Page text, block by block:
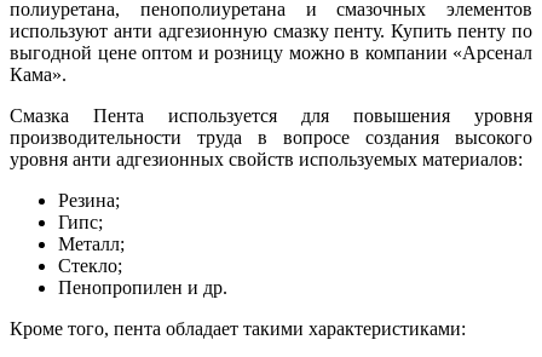
полиуретана, пенополиуретана и смазочных элементов
используют анти адгезионную смазку пенту. Купить пенту по
выгодной цене оптом и розницу можно в компании «Арсенал
Кама».
Смазка Пента используется для повышения уровня
производительности труда в вопросе создания высокого
уровня анти адгезионных свойств используемых материалов:
Резина;
Гипс;
Металл;
Стекло;
Пенопропилен и др.
Кроме того, пента обладает такими характеристиками: